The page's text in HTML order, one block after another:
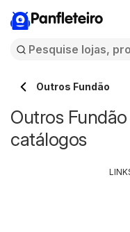
Panfleteiro
Outros Fundão
Outros
catálogos